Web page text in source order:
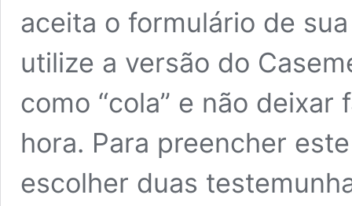
aceita o formulário de
utilize a versão do
como “cola” e não
hora. Para preencher
escolher duas